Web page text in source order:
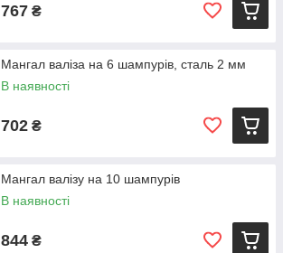
767 ₴
Мангал валіза на 6 шампурів, сталь 2 мм
В наявності
702 ₴
Мангал валізу на 10 шампурів
В наявності
844 ₴